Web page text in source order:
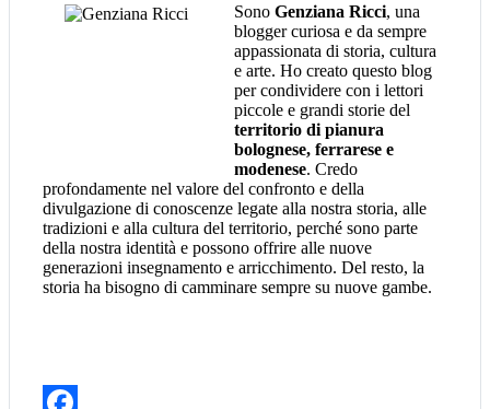
Sono Genziana Ricci, una
blogger curiosa e da sempre
appassionata di storia, cultura
e arte. Ho creato questo blog
per condividere con i lettori
piccole e grandi storie del
territorio di pianura
bolognese, ferrarese e
modenese. Credo
profondamente nel valore del confronto e della
divulgazione di conoscenze legate alla nostra storia, alle
tradizioni e alla cultura del territorio, perché sono parte
della nostra identità e possono offrire alle nuove
generazioni insegnamento e arricchimento. Del resto, la
storia ha bisogno di camminare sempre su nuove gambe.